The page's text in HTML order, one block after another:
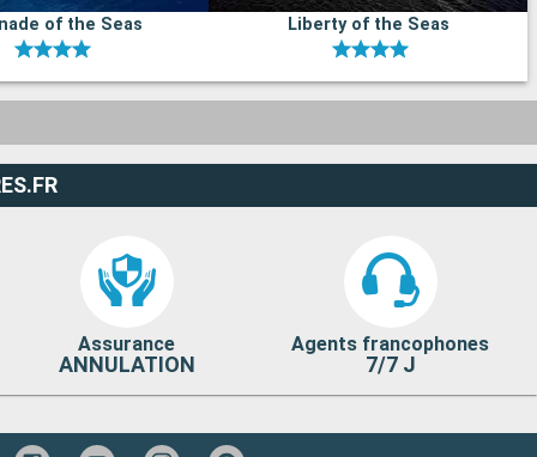
of the Seas Liberty of the Seas
Assurance
ANNULATION
Agents francophones
7/7 J